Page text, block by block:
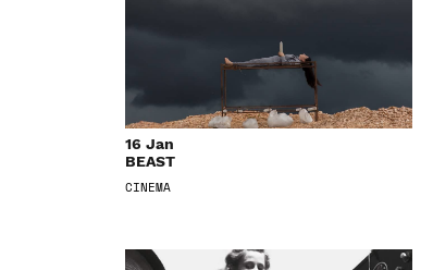
16 Jan
BEAST
CINEMA